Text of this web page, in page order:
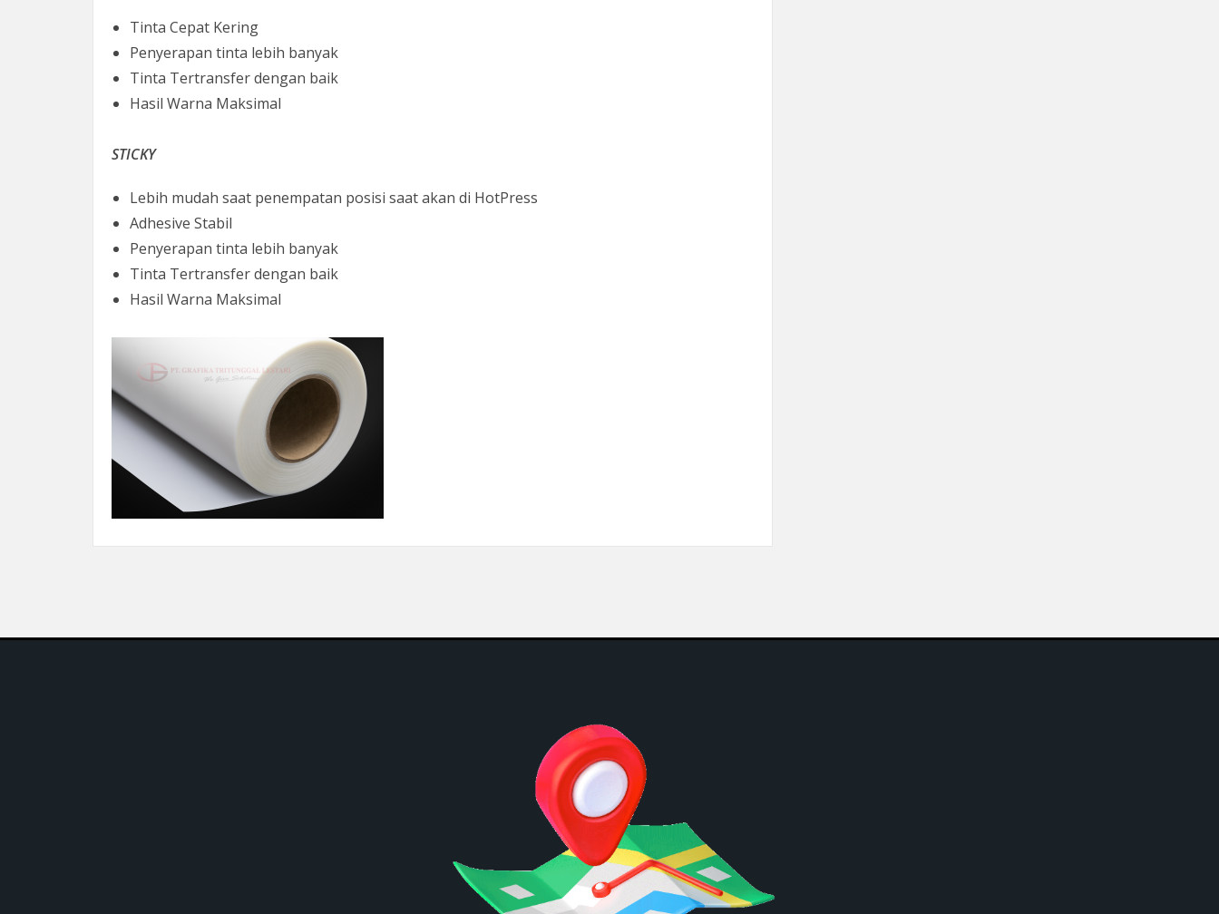
Tinta Cepat Kering
Penyerapan tinta lebih banyak
Tinta Tertransfer dengan baik
Hasil Warna Maksimal
STICKY
Lebih mudah saat penempatan posisi saat akan di HotPress
Adhesive Stabil
Penyerapan tinta lebih banyak
Tinta Tertransfer dengan baik
Hasil Warna Maksimal